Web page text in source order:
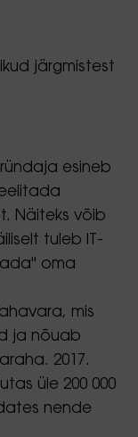
järgmistest
esineb
Näiteks võib
tuleb IT-
oma
mis
ja nõuab
2017.
üle 200 000
nende